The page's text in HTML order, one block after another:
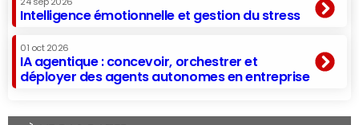
24 sep 2026
Intelligence émotionnelle et gestion du stress
01 oct 2026
IA agentique : concevoir, orchestrer et
déployer des agents autonomes en entreprise